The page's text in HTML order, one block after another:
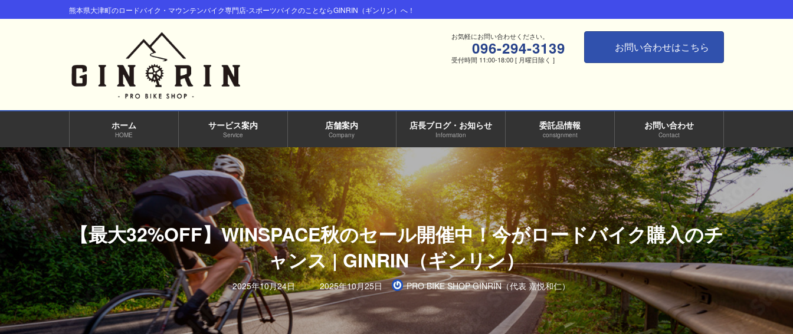
ン
ビ
熊本県大津町のロードバイク・マウンテンバイク専門店-スポーツバイクのことならGINRIN（ギンリン）へ！
お気軽にお問い合わせください。
096-294-3139
受付時間 11:00-18:00 [ 月曜日除く ]
お問い合わせはこちら
ホーム
HOME
サービス案内
Service
店舗案内
Company
店長ブログ・お知らせ
Information
委託品情報
consignment
お問い合わせ
Contact
【最大32%OFF】WINSPACE秋のセール開催中！今がロードバイク購入のチ
ャンス | GINRIN（ギンリン）
2025年10月24日 最
終
更
新
日
2025年10月25日 PRO BIKE SHOP GINRIN（代表 嘉悦和仁）